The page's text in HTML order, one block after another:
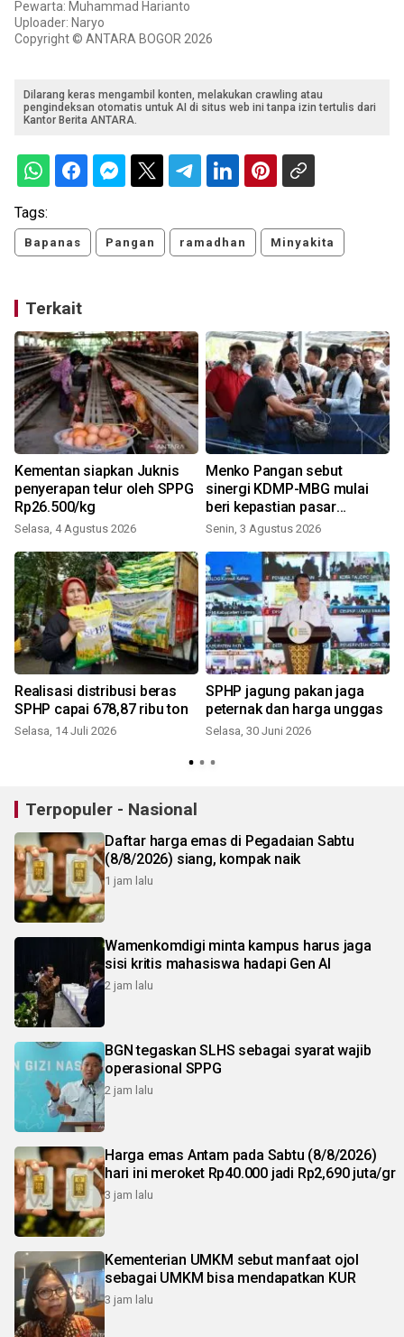
Pewarta: Muhammad Harianto
Uploader: Naryo
Copyright © ANTARA BOGOR 2026
Dilarang keras mengambil konten, melakukan crawling atau
pengindeksan otomatis untuk AI di situs web ini tanpa izin tertulis dari
Kantor Berita ANTARA.
Tags:
Bapanas Pangan ramadhan Minyakita
Terkait
Kementan siapkan Juknis
penyerapan telur oleh SPPG
Rp26.500/kg
Selasa, 4 Agustus 2026
Menko Pangan sebut
sinergi KDMP-MBG mulai
beri kepastian pasar
masyarakat
Senin, 3 Agustus 2026
Realisasi distribusi beras
SPHP capai 678,87 ribu ton
Selasa, 14 Juli 2026
SPHP jagung pakan jaga
peternak dan harga unggas
Selasa, 30 Juni 2026
Terpopuler - Nasional
Daftar harga emas di Pegadaian Sabtu
(8/8/2026) siang, kompak naik
1 jam lalu
Wamenkomdigi minta kampus harus jaga
sisi kritis mahasiswa hadapi Gen AI
2 jam lalu
BGN tegaskan SLHS sebagai syarat wajib
operasional SPPG
2 jam lalu
Harga emas Antam pada Sabtu (8/8/2026)
hari ini meroket Rp40.000 jadi Rp2,690 juta/gr
3 jam lalu
Kementerian UMKM sebut manfaat ojol
sebagai UMKM bisa mendapatkan KUR
3 jam lalu